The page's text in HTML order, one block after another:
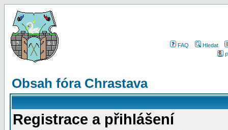
FAQ
Hledat
Obsah fóra Chrastava
Registrace a přihlášení